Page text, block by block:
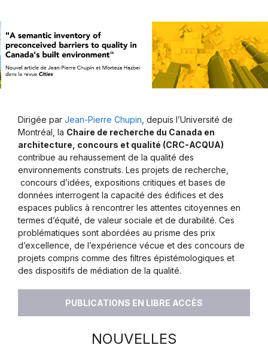
Dirigée par Jean-Pierre Chupin , depuis l’Université de
Montréal, la Chaire de recherche du Canada en
architecture, concours et qualité (CRC-ACQUA)
contribue au rehaussement de la qualité des
environnements construits. Les projets de recherche,
concours d’idées, expositions critiques et bases de
données interrogent la capacité des édifices et des
espaces publics à rencontrer les attentes citoyennes en
termes d’équité, de valeur sociale et de durabilité. Ces
problématiques sont abordées au prisme des prix
d’excellence, de l’expérience vécue et des concours de
projets compris comme des filtres épistémologiques et
des dispositifs de médiation de la qualité.
PUBLICATIONS EN LIBRE ACCÈS
NOUVELLES